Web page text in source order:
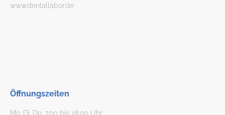
www.dentallabor.de
Öffnungszeiten
Mo. Di. Do. 7.00 bis 18.00 Uhr